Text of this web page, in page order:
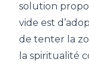
solution
vide est
de tenter la
la spiritualité